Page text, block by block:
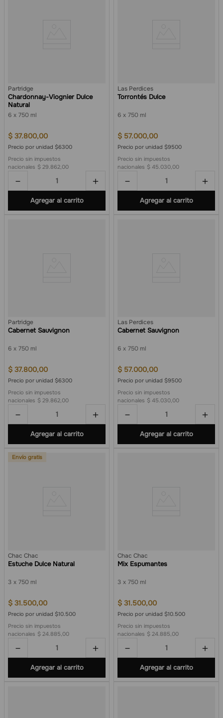
Partridge
Chardonnay-Viognier Dulce
Natural
6 750 ml
$ 37.800,00
Precio por unidad $6300
Precio sin impuestos
nacionales $ 29.862,00
＋
－
Agregar al carrito
Las Perdices
Torrontés Dulce
6 750 ml
$ 57.000,00
Precio por unidad $9500
Precio sin impuestos
nacionales $ 45.030,00
＋
－
Agregar al carrito
Partridge
Cabernet Sauvignon
6 750 ml
$ 37.800,00
Precio por unidad $6300
Precio sin impuestos
nacionales $ 29.862,00
＋
－
Agregar al carrito
Las Perdices
Cabernet Sauvignon
6 750 ml
$ 57.000,00
Precio por unidad $9500
Precio sin impuestos
nacionales $ 45.030,00
＋
－
Agregar al carrito
Envío gratis
Chac Chac
Estuche Dulce Natural
3 750 ml
$ 31.500,00
Precio por unidad $10.500
Precio sin impuestos
nacionales $ 24.885,00
＋
－
Agregar al carrito
Chac Chac
Mix Espumantes
3 750 ml
$ 31.500,00
Precio por unidad $10.500
Precio sin impuestos
nacionales $ 24.885,00
＋
－
Agregar al carrito